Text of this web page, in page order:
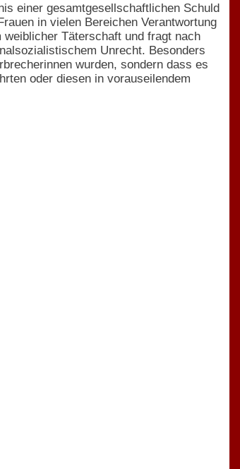
einer gesamtgesellschaftlichen Schuld
in vielen Bereichen Verantwortung
Täterschaft und fragt nach
Unrecht. Besonders
wurden, sondern dass es
oder diesen in vorauseilendem